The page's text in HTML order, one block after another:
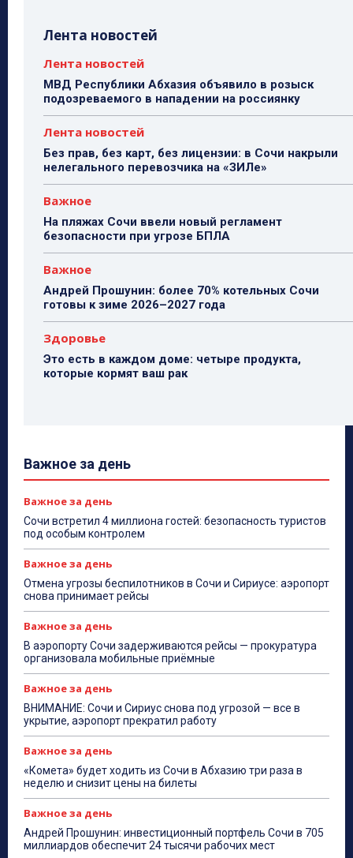
Лента новостей
Лента новостей
МВД Республики Абхазия объявило в розыск
подозреваемого в нападении на россиянку
Лента новостей
Без прав, без карт, без лицензии: в Сочи накрыли
нелегального перевозчика на «ЗИЛе»
Важное
На пляжах Сочи ввели новый регламент
безопасности при угрозе БПЛА
Важное
Андрей Прошунин: более 70% котельных Сочи
готовы к зиме 2026–2027 года
Здоровье
Это есть в каждом доме: четыре продукта,
которые кормят ваш рак
Важное за день
Важное за день
Сочи встретил 4 миллиона гостей: безопасность туристов
под особым контролем
Важное за день
Отмена угрозы беспилотников в Сочи и Сириусе: аэропорт
снова принимает рейсы
Важное за день
В аэропорту Сочи задерживаются рейсы — прокуратура
организовала мобильные приёмные
Важное за день
ВНИМАНИЕ: Сочи и Сириус снова под угрозой — все в
укрытие, аэропорт прекратил работу
Важное за день
«Комета» будет ходить из Сочи в Абхазию три раза в
неделю и снизит цены на билеты
Важное за день
Андрей Прошунин: инвестиционный портфель Сочи в 705
миллиардов обеспечит 24 тысячи рабочих мест